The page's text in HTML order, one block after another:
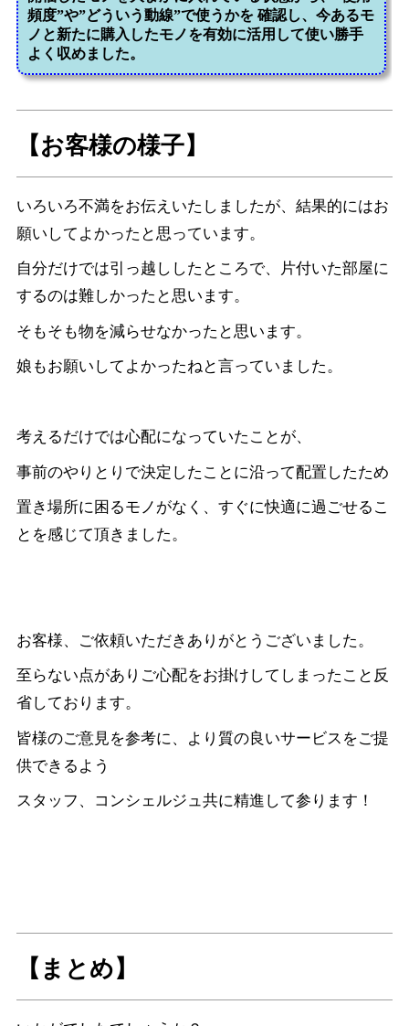
【お客様の様子】
いろいろ不満をお伝えいたしましたが、結果的にはお
願いしてよかったと思っています。
自分だけでは引っ越ししたところで、片付いた部屋に
するのは難しかったと思います。
そもそも物を減らせなかったと思います。
娘もお願いしてよかったねと言っていました。
考えるだけでは心配になっていたことが、
事前のやりとりで決定したことに沿って配置したため
置き場所に困るモノがなく、すぐに快適に過ごせるこ
とを感じて頂きました。
お客様、ご依頼いただきありがとうございました。
至らない点がありご心配をお掛けしてしまったこと反
省しております。
皆様のご意見を参考に、より質の良いサービスをご提
供できるよう
スタッフ、コンシェルジュ共に精進して参ります！
【まとめ】